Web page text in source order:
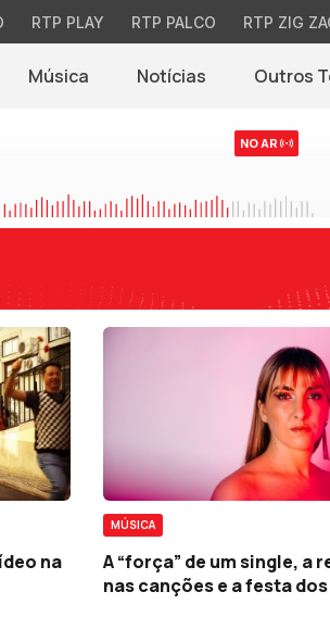
RTP PLAY RTP PALCO RTP ZIG
Música Notícias(abre em nova
Outros
NO AR
na
MÚSICA
A “força” de um single, a
nas canções e a festa